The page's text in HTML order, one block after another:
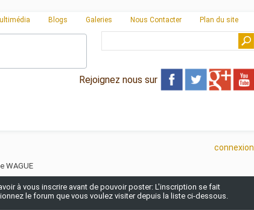
Blogs Galeries Nous Contacter Plan du site
Rejoignez nous sur
connexion
WAGUE
à vous inscrire avant de pouvoir poster: L'inscription se fait
le forum que vous voulez visiter depuis la liste ci-dessous.